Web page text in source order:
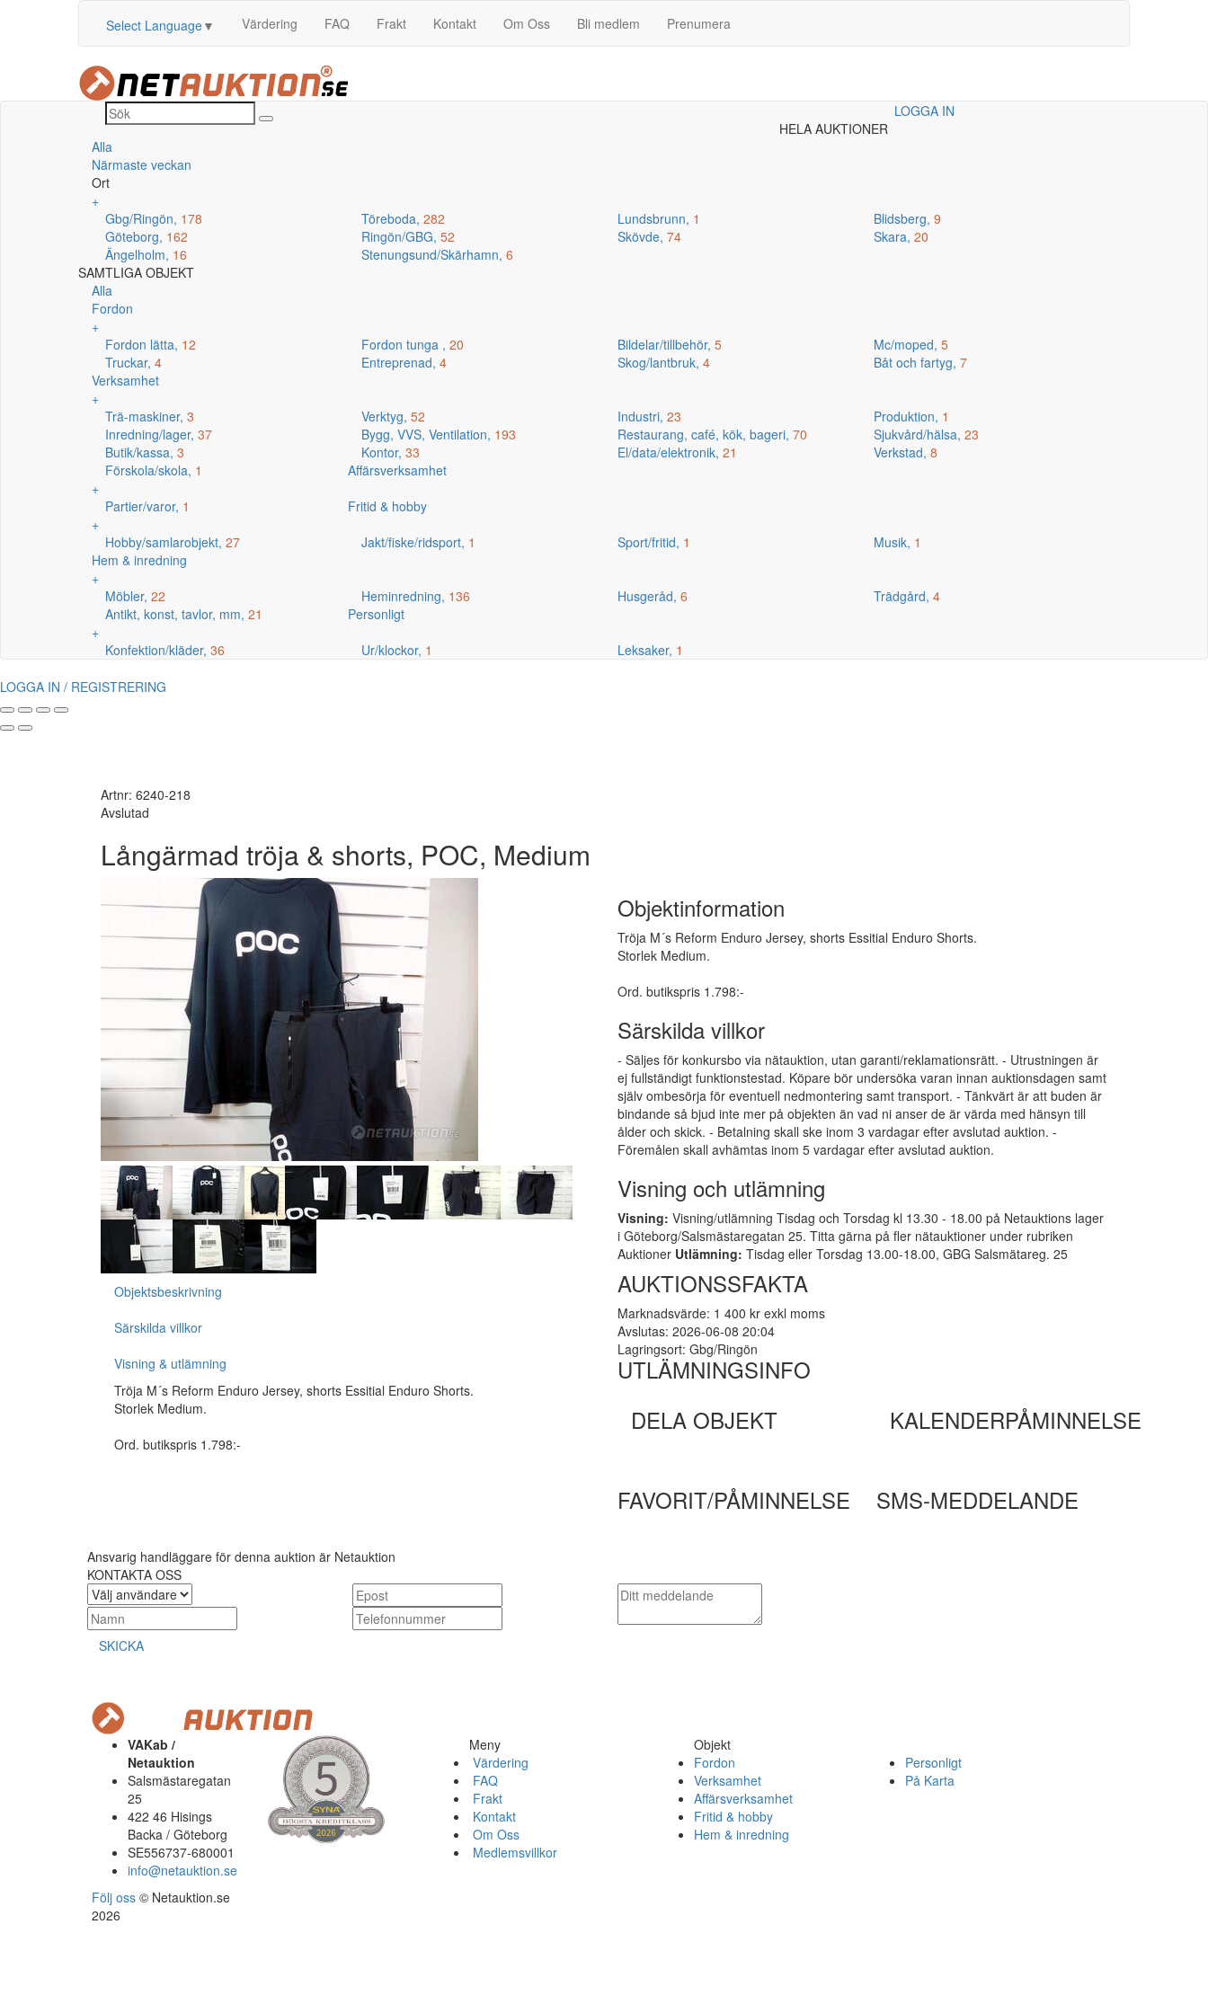
Select Language▼ Värdering FAQ Frakt Kontakt Om Oss Bli medlem Prenumera
LOGGA IN
HELA AUKTIONER
Alla
Närmaste veckan
Ort
+
Gbg/Ringön, 178 Töreboda, 282 Lundsbrunn, 1 Blidsberg, 9
Göteborg, 162 Ringön/GBG, 52 Skövde, 74 Skara, 20
Ängelholm, 16 Stenungsund/Skärhamn, 6
SAMTLIGA OBJEKT
Alla
Fordon
+
Fordon lätta, 12 Fordon tunga , 20 Bildelar/tillbehör, 5 Mc/moped, 5
Truckar, 4 Entreprenad, 4 Skog/lantbruk, 4 Båt och fartyg, 7
Verksamhet
+
Trä-maskiner, 3 Verktyg, 52 Industri, 23 Produktion, 1
Inredning/lager, 37 Bygg, VVS, Ventilation, 193 Restaurang, café, kök, bageri, 70 Sjukvård/hälsa, 23
Butik/kassa, 3 Kontor, 33 El/data/elektronik, 21 Verkstad, 8
Förskola/skola, 1
Affärsverksamhet
+
Partier/varor, 1
Fritid & hobby
+
Hobby/samlarobjekt, 27 Jakt/fiske/ridsport, 1 Sport/fritid, 1 Musik, 1
Hem & inredning
+
Möbler, 22 Heminredning, 136 Husgeråd, 6 Trädgård, 4
Antikt, konst, tavlor, mm, 21
Personligt
+
Konfektion/kläder, 36 Ur/klockor, 1 Leksaker, 1
LOGGA IN / REGISTRERING
Artnr: 6240-218
Avslutad
Långärmad tröja & shorts, POC, Medium
Objektsbeskrivning
Särskilda villkor
Visning & utlämning
Tröja M´s Reform Enduro Jersey, shorts Essitial Enduro Shorts.
Storlek Medium.
Ord. butikspris 1.798:-
Objektinformation
Tröja M´s Reform Enduro Jersey, shorts Essitial Enduro Shorts.
Storlek Medium.
Ord. butikspris 1.798:-
Särskilda villkor
- Säljes för konkursbo via nätauktion, utan garanti/reklamationsrätt. - Utrustningen är
ej fullständigt funktionstestad. Köpare bör undersöka varan innan auktionsdagen samt
själv ombesörja för eventuell nedmontering samt transport. - Tänkvärt är att buden är
bindande så bjud inte mer på objekten än vad ni anser de är värda med hänsyn till
ålder och skick. - Betalning skall ske inom 3 vardagar efter avslutad auktion. -
Föremålen skall avhämtas inom 5 vardagar efter avslutad auktion.
Visning och utlämning
Visning: Visning/utlämning Tisdag och Torsdag kl 13.30 - 18.00 på Netauktions lager
i Göteborg/Salsmästaregatan 25. Titta gärna på fler nätauktioner under rubriken
Auktioner Utlämning: Tisdag eller Torsdag 13.00-18.00, GBG Salsmätareg. 25
AUKTIONSSFAKTA
Marknadsvärde: 1 400 kr exkl moms
Avslutas: 2026-06-08 20:04
Lagringsort: Gbg/Ringön
UTLÄMNINGSINFO
DELA OBJEKT
KALENDERPÅMINNELSE
FAVORIT/PÅMINNELSE SMS-MEDDELANDE
Ansvarig handläggare för denna auktion är Netauktion
KONTAKTA OSS
SKICKA
VAKab /
Netauktion
Salsmästaregatan
25
422 46 Hisings
Backa / Göteborg
SE556737-680001
info@netauktion.se
Följ oss © Netauktion.se
2026
Meny
Värdering
FAQ
Frakt
Kontakt
Om Oss
Medlemsvillkor
Objekt
Fordon
Verksamhet
Affärsverksamhet
Fritid & hobby
Hem & inredning
Personligt
På Karta